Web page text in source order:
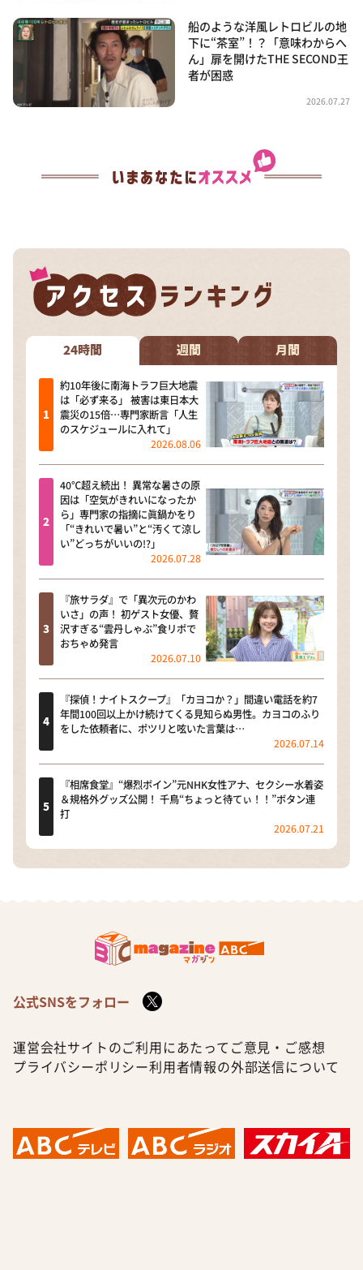
船のような洋風レトロビルの地
下に“茶室”！？「意味わからへ
ん」扉を開けたTHE SECOND王
者が困惑
2026.07.27
24時間 週間 月間
約10年後に南海トラフ巨大地震
は「必ず来る」 被害は東日本大
震災の15倍…専門家断言「人生
のスケジュールに入れて」
2026.08.06
40℃超え続出！ 異常な暑さの原
因は「空気がきれいになったか
ら」専門家の指摘に眞鍋かをり
「“きれいで暑い”と“汚くて涼し
い”どっちがいいの!?」
2026.07.28
『旅サラダ』で「異次元のかわ
いさ」の声！ 初ゲスト女優、贅
沢すぎる“雲丹しゃぶ”食リポで
おちゃめ発言
2026.07.10
『探偵！ナイトスクープ』「カヨコか？」間違い電話を約7
年間100回以上かけ続けてくる見知らぬ男性。カヨコのふり
をした依頼者に、ポツリと呟いた言葉は…
2026.07.14
『相席食堂』“爆烈ボイン”元NHK女性アナ、セクシー水着姿
＆規格外グッズ公開！ 千鳥“ちょっと待てぃ！！”ボタン連
打
2026.07.21
公式SNSをフォロー
運営会社サイトのご利用にあたって ご意見・ご感想
プライバシーポリシー利用者情報の外部送信について